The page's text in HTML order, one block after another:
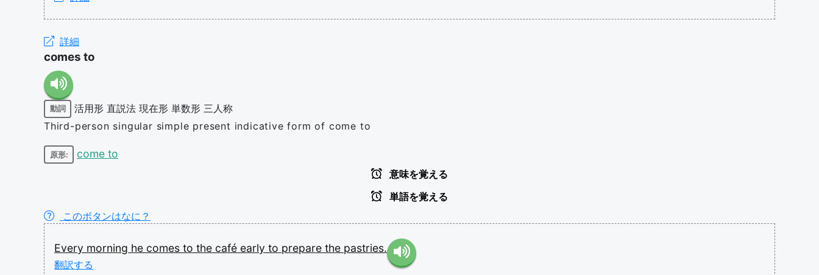
詳細
comes to
動詞 活用形 直説法 現在形 単数形 三人称
Third-person singular simple present indicative form of come to
原形: come to
意味を覚える
単語を覚える
このボタンはなに？
Every morning he comes to the café early to prepare the pastries.
翻訳する